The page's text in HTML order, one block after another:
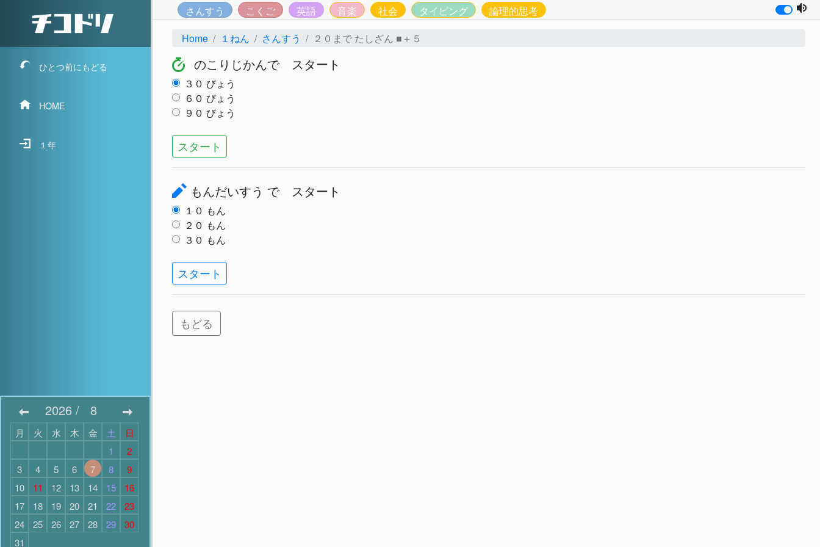
ひとつ前にもどる
HOME
１年
2026/ 8
月 火 水 木 金 土
日
1
2
3
4 5 6 7 8
9
10
11 12 13 14 15
16
17
18 19 20 21 22
23
24
25 26 27 28 29
30
31
さんすう こくご 英語 音楽 社会 タイピング
論理的思考
Home
１ねん さんすう ２０まで たしざん ■＋５
のこりじかんで スタート
３０ びょう
６０ びょう
９０ びょう
スタート
もんだいすう で スタート
１０ もん
２０ もん
３０ もん
スタート
もどる